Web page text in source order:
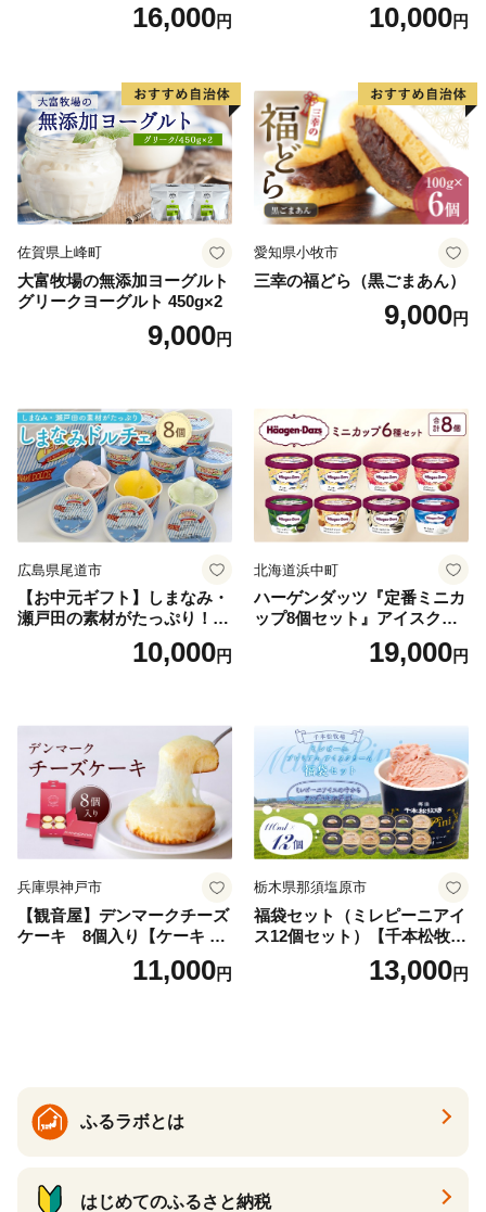
勢丹(松浦食品) 静岡県 吉田町
22424274] 芋ケンピ セット
16,000円
とんモンブラン」 【未来の
ご褒美】スイーツ 栗 モンブ
子 菓子 F4N-2298
10,000円
佐賀県上峰町
大富牧場の無添加ヨーグルト
グリークヨーグルト 450g×2
9,000円
愛知県小牧市
三幸の福どら（黒ごまあん）
9,000円
広島県尾道市
【お中元ギフト】しまなみ・
瀬戸田の素材がたっぷり！ジ
10,000円
北海道浜中町
ハーゲンダッツ『定番ミニカ
ップ8個セット』アイスクリ
ーム アイス スイーツ デザー
19,000円
兵庫県神戸市
【観音屋】デンマークチーズ
ケーキ 8個入り【ケーキ チ
ーズケーキ 人気スイーツ お
すすめスイーツ 神戸スイー
11,000円
栃木県那須塩原市
福袋セット（ミレピーニアイ
ス12個セット）【千本松牧
場】 ns025-014-12 【デザー
ト 詰め合わせ ギフト】
13,000円
ふるラボとは
はじめてのふるさと納税